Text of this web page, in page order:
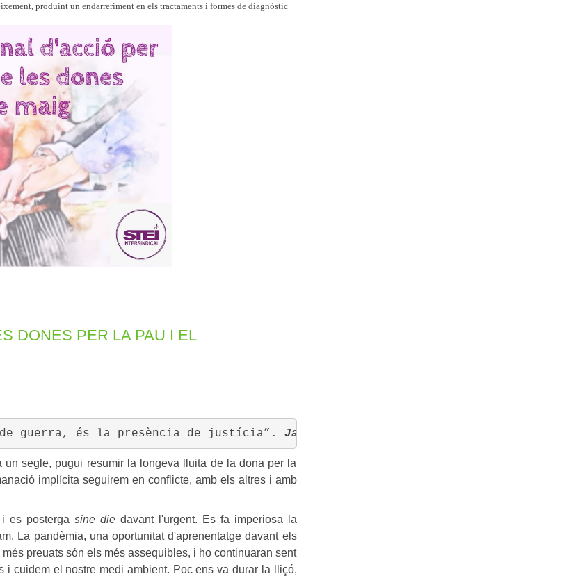
produint un endarreriment en els tractaments i formes de diagnòstic
DONES PER LA PAU I EL
de guerra, és la presència de justícia”. Jane Addams
segle, pugui resumir la longeva lluita de la dona per la
implícita seguirem en conflicte, amb els altres i amb
es posterga sine diedavant l'urgent. Es fa imperiosa la
La pandèmia, una oportunitat d'aprenentatge davant els
preuats són els més assequibles, i ho continuaran sent
i cuidem el nostre medi ambient. Poc ens va durar la lliçó,